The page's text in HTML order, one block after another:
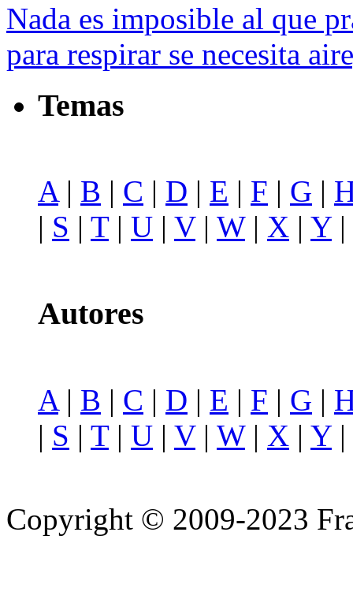
Nada es imposible al que
para respirar se necesita
Temas
A| B | C | D | E | F | G |
| S | T| U | V| W| X | Y|
Autores
A| B | C | D | E | F | G |
| S | T| U | V| W| X | Y|
Copyright © 2009-2023